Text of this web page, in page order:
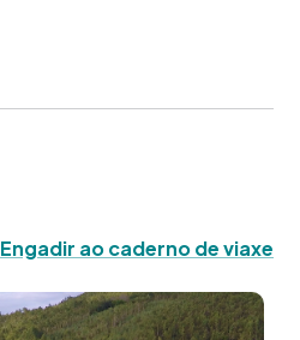
Engadir ao caderno de viaxe